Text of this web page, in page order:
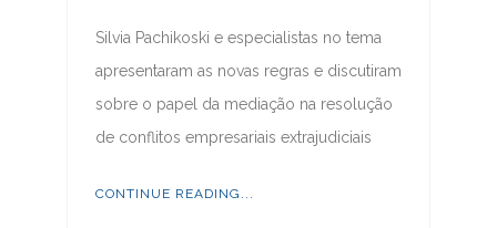
Silvia Pachikoski e especialistas no tema
apresentaram as novas regras e discutiram
sobre o papel da mediação na resolução
de conflitos empresariais extrajudiciais
CONTINUE READING...